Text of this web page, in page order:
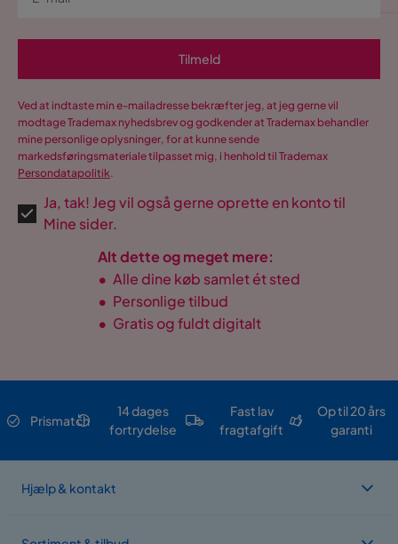
Tilmeld
Ved at indtaste min e-mailadresse bekræfter jeg, at jeg gerne vil
modtage Trademax nyhedsbrev og godkender at Trademax behandler
mine personlige oplysninger, for at kunne sende
markedsføringsmateriale tilpasset mig, i henhold til Trademax
Persondatapolitik.
Ja, tak! Jeg vil også gerne oprette en konto til
Mine sider.
Alt dette og meget mere:
• Alle dine køb samlet ét sted
• Personlige tilbud
• Gratis og fuldt digitalt
Prismatch
14 dages
fortrydelse
Fast lav
fragtafgift
Op til 20 års
garanti
Hjælp & kontakt